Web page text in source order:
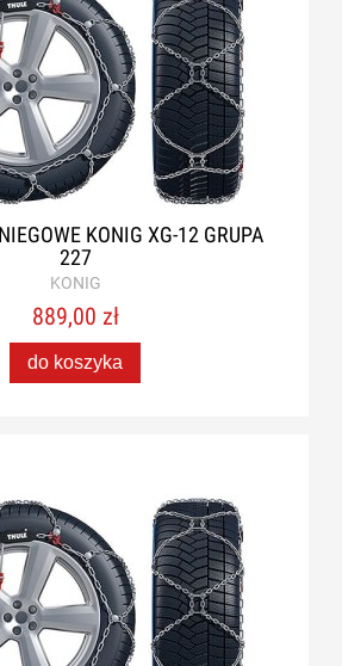
KONIG XG-12 GRUPA
227
KONIG
889,00 zł
do koszyka